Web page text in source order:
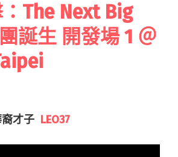
The Next Big
誕生 開發場 1 ＠
才子 LEO37